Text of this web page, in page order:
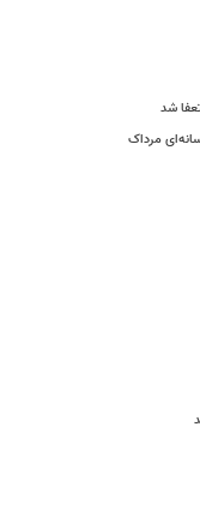
شد
مرداک